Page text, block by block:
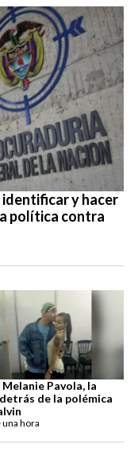
y hacer
política contra
Melanie Pavola, la
de la polémica
una hora